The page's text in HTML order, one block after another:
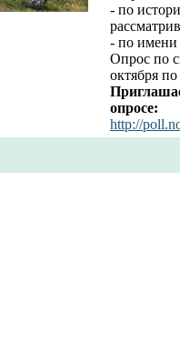
- по
- по имени
Опрос по
октября
опросе:
http://